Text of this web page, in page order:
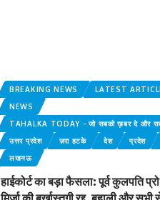
BREAKING NEWS
LATEST
NEWS
TAHALKA TODAY - जो सबको ख़बर दे और
उत्तर प्रदेश
ज़रा हटके देश प्रदेश
लखनऊ
हाईकोर्ट का बड़ा फैसला: पूर्व कुलपति